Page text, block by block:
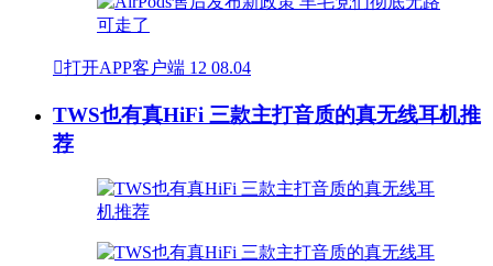
打开APP客户端 12 08.04
TWS也有真HiFi 三款主打音质的真无线耳机推
荐